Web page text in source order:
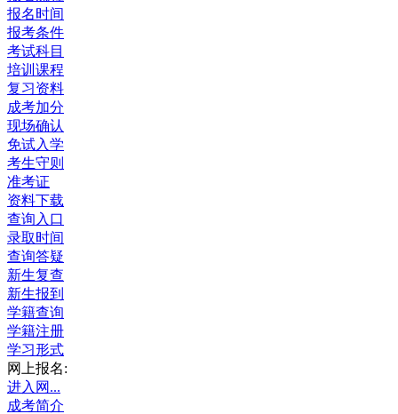
报名时间
报考条件
考试科目
培训课程
复习资料
成考加分
现场确认
免试入学
考生守则
准考证
资料下载
查询入口
录取时间
查询答疑
新生复查
新生报到
学籍查询
学籍注册
学习形式
网上报名:
进入网...
成考简介